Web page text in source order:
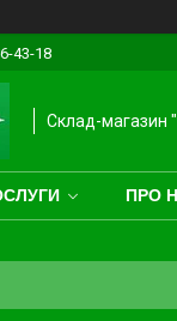
43-18
Склад-магазин
ПРО